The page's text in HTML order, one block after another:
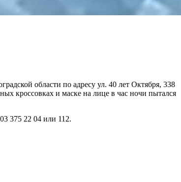
области по адресу ул. 40 лет Октября, 338
кроссовках и маске на лице в час ночи пытался
375 22 04 или 112.